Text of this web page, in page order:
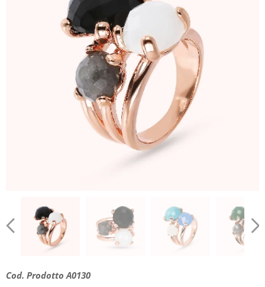
Cod. Prodotto A0130